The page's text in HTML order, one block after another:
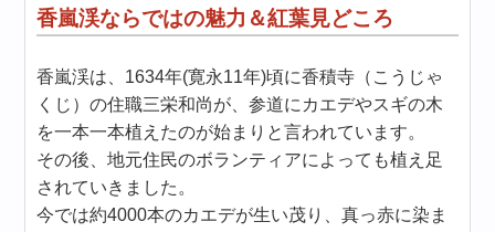
香嵐渓ならではの魅力＆紅葉見どころ
香嵐渓は、1634年(寛永11年)頃に香積寺（こうじゃ
くじ）の住職三栄和尚が、参道にカエデやスギの木
を一本一本植えたのが始まりと言われています。
その後、地元住民のボランティアによっても植え足
されていきました。
今では約4000本のカエデが生い茂り、真っ赤に染ま